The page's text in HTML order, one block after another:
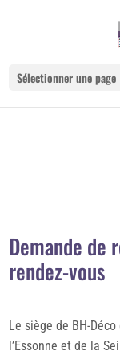
Sélectionner une page
Demande de
rendez-vous
Le siège de BH-
l’Essonne et de la